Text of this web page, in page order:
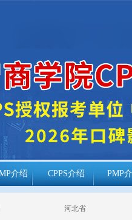
介绍 CPPS介绍 PMP
河北省